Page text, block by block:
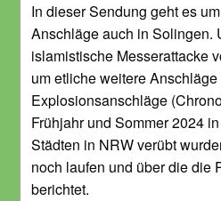
In dieser Sendung geht es
Anschläge auch in Solingen.
islamistische Messerattacke
um etliche weitere
Explosionsanschläge
Frühjahr und Sommer 2024
Städten in NRW verübt
noch laufen und über die die
berichtet.